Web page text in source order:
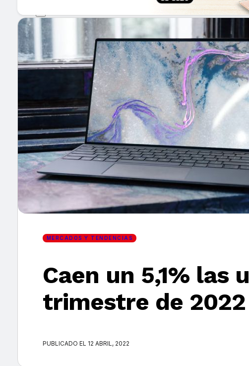
Encuentra tu noticia
Buscar
×
MERCADOS Y TENDENCIAS
Caen un 5,1% las
trimestre de 2022
PUBLICADO EL 12 ABRIL, 2022